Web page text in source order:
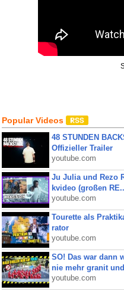
Popular Videos
48 STUNDEN
Offizieller Trailer
youtube.com
Ju Julia und Rezo
kvideo (großen
youtube.com
Tourette als
rator
youtube.com
SO! Das war dann
nie mehr granit
youtube.com